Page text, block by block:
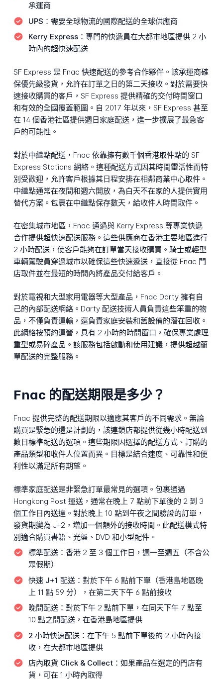
承運商
UPS： 需要全球物流的國際配送的全球供應商
Kerry Express： 專門的快遞員在大都市地區提供 2 小
時內的超快速配送
SF Express 是 Fnac 快速配送的參考合作夥伴。該承運商確
保優先級發貨，允許在訂單之日的第二天接收。對於需要快
速接收購買的客戶，SF Express 提供精確的交付時間窗口
和有效的全國覆蓋範圍。自 2017 年以來，SF Express 甚至
在 14 個香港社區提供週日家庭配送，進一步擴展了最急客
戶的可能性。
對於中繼點配送，Fnac 依靠擁有數千個香港取件點的 SF
Express Stations 網絡。這種配送方式因其時間靈活性而特
別受歡迎，允許客戶根據其日程安排在相鄰商業中心取件。
中繼點通常在夜間和週六開放，為白天不在家的人提供實用
替代方案。包裹在中繼點保存數天，給收件人時間取件。
在密集城市地區，Fnac 通過與 Kerry Express 等專業快遞
合作提供超快速配送服務。這些供應商在香港主要地區進行
2 小時配送，使客戶能夠在訂單當天接收購買。騎士或輕型
車輛駕駛員穿過城市以確保這些快速遞送，直接從 Fnac 門
店取件並在最短的時間內將產品交付給客戶。
對於電視和大型家用電器等大型產品，Fnac Darty 擁有自
己的內部配送網絡。Darty 配送技術人員負責這些笨重的物
品，不僅負責運輸，還負責家庭安裝和舊設備的潛在回收。
此網絡按預約運營，具有 2 小時的時間窗口，確保專業處理
重型或易碎產品。該服務包括啟動和使用建議，提供超越簡
單配送的完整服務。
Fnac 的配送期限是多少？
Fnac 提供完整的配送期限以適應其客戶的不同需求。無論
購買是緊急的還是計劃的，該連鎖店都提供從幾小時配送到
數日標準配送的選項。這些期限因選擇的配送方式、訂購的
產品類型和收件人位置而異。目標是結合速度、可靠性和便
利性以滿足所有期望。
標準家庭配送是非緊急訂單最常見的選項。包裹通過
Hongkong Post 運送，通常在晚上 7 點前下單後的 2 到 3
個工作日內送達。對於晚上 10 點到午夜之間驗證的訂單，
發貨期變為 J+2，增加一個額外的接收時間。此配送模式特
別適合購買書籍、光盤、DVD 和小型配件。
標準配送： 香港 2 至 3 個工作日，週一至週五（不含公
眾假期）
快速 J+1 配送： 對於下午 6 點前下單（香港島地區晚
上 11 點 59 分），在第二天下午 6 點前接收
晚間配送： 對於下午 2 點前下單，在同天下午 7 點至
10 點之間配送，在香港島地區提供
2 小時快速配送： 在下午 5 點前下單後的 2 小時內接
收，在大都市地區提供
店內取貨 Click & Collect： 如果產品在選定的門店有
貨，可在 1 小時內取得